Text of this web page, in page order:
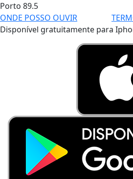
Porto 89.5
ONDE POSSO OUVIR
Disponível gratuitamente para